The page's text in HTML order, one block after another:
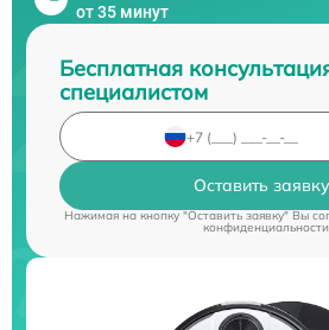
от 35 минут
Бесплатная
специалистом
Оставить заявку
Нажимая на кнопку "Оставить заявку" Вы
конфиденциальности